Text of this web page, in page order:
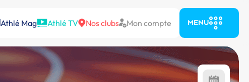
Athlé Mag Athlé TV Nos clubs Mon compte MENU